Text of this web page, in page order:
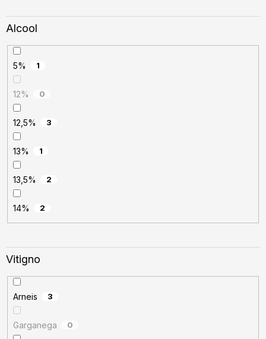
Alcool
5% 1
12% 0
12,5% 3
13% 1
13,5% 2
14% 2
Vitigno
Arneis 3
Garganega 0